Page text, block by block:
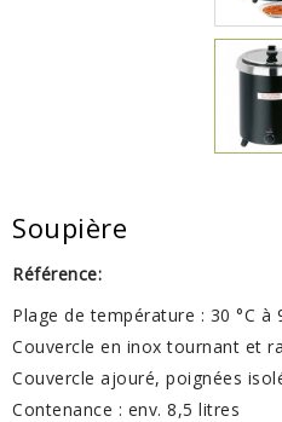
Soupière
Référence:
Plage de température : 30 °C à
Couvercle en inox tournant et
Couvercle ajouré, poignées
Contenance : env. 8,5 litres